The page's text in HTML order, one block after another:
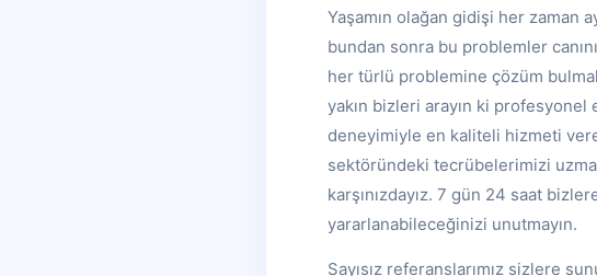
Yaşamın olağan gidişi her zaman
bundan sonra bu problemler
her türlü problemine çözüm
yakın bizleri arayın ki profesyonel
deneyimiyle en kaliteli hizmeti
sektöründeki tecrübelerimizi
karşınızdayız. 7 gün 24 saat
yararlanabileceğinizi unutmayın.
Sayısız referanslarımız sizlere